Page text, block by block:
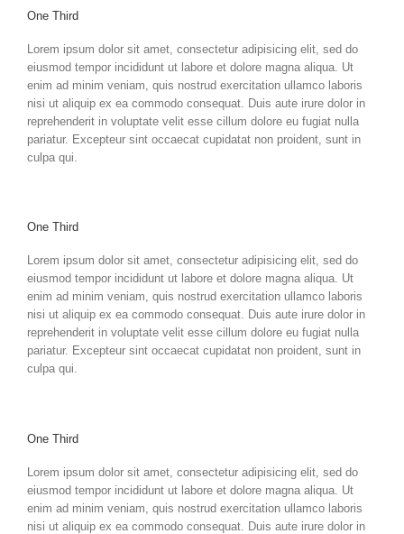
One Third
Lorem ipsum dolor sit amet, consectetur adipisicing elit, sed do
eiusmod tempor incididunt ut labore et dolore magna aliqua. Ut
enim ad minim veniam, quis nostrud exercitation ullamco laboris
nisi ut aliquip ex ea commodo consequat. Duis aute irure dolor in
reprehenderit in voluptate velit esse cillum dolore eu fugiat nulla
pariatur. Excepteur sint occaecat cupidatat non proident, sunt in
culpa qui.
One Third
Lorem ipsum dolor sit amet, consectetur adipisicing elit, sed do
eiusmod tempor incididunt ut labore et dolore magna aliqua. Ut
enim ad minim veniam, quis nostrud exercitation ullamco laboris
nisi ut aliquip ex ea commodo consequat. Duis aute irure dolor in
reprehenderit in voluptate velit esse cillum dolore eu fugiat nulla
pariatur. Excepteur sint occaecat cupidatat non proident, sunt in
culpa qui.
One Third
Lorem ipsum dolor sit amet, consectetur adipisicing elit, sed do
eiusmod tempor incididunt ut labore et dolore magna aliqua. Ut
enim ad minim veniam, quis nostrud exercitation ullamco laboris
nisi ut aliquip ex ea commodo consequat. Duis aute irure dolor in